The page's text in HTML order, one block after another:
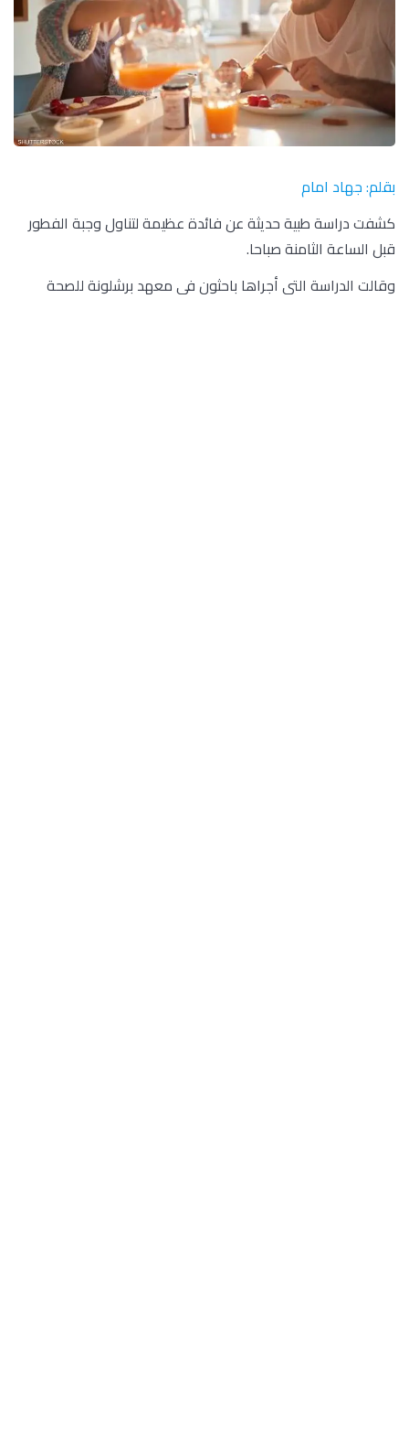
بقلم: جهاد امام
كشفت دراسة طبية حديثة عن فائدة عظيمة لتناول وجبة الفطور
قبل الساعة الثامنة صباحا.
وقالت الدراسة التي أجراها باحثون في معهد برشلونة للصحة